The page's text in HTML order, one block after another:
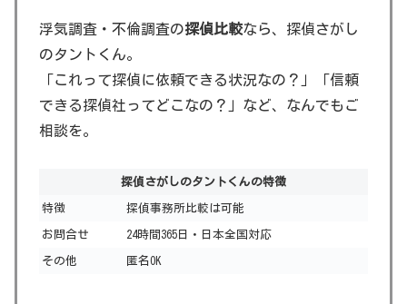
浮気調査・不倫調査の探偵比較なら、探偵さがし
のタントくん。
「これって探偵に依頼できる状況なの？」「信頼
できる探偵社ってどこなの？」など、なんでもご
相談を。
探偵さがしのタントくんの特徴
特徴 探偵事務所比較は可能
お問合せ 24時間365日・日本全国対応
その他 匿名OK